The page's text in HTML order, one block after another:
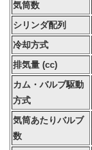
気筒数
シリンダ配列
冷却方式
排気量 (cc)
カム・バルブ駆動
方式
気筒あたりバルブ
数